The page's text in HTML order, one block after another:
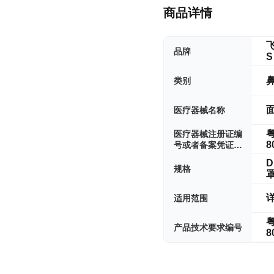
商品详情
品牌
类别
医疗器械名称
医疗器械注册证编
号或者备案凭证编
规格
适用范围
产品技术要求编号